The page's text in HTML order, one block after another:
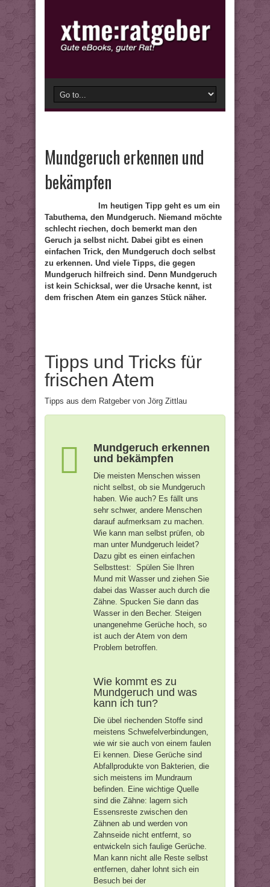
Mundgeruch erkennen und
bekämpfen
Im heutigen Tipp geht es um ein
Tabuthema, den Mundgeruch. Niemand möchte
schlecht riechen, doch bemerkt man den
Geruch ja selbst nicht. Dabei gibt es einen
einfachen Trick, den Mundgeruch doch selbst
zu erkennen. Und viele Tipps, die gegen
Mundgeruch hilfreich sind. Denn Mundgeruch
ist kein Schicksal, wer die Ursache kennt, ist
dem frischen Atem ein ganzes Stück näher.
Tipps und Tricks für
frischen Atem
Tipps aus dem Ratgeber von Jörg Zittlau
Mundgeruch erkennen
und bekämpfen
Die meisten Menschen wissen
nicht selbst, ob sie Mundgeruch
haben. Wie auch? Es fällt uns
sehr schwer, andere Menschen
darauf aufmerksam zu machen.
Wie kann man selbst prüfen, ob
man unter Mundgeruch leidet?
Dazu gibt es einen einfachen
Selbsttest: Spülen Sie Ihren
Mund mit Wasser und ziehen Sie
dabei das Wasser auch durch die
Zähne. Spucken Sie dann das
Wasser in den Becher. Steigen
unangenehme Gerüche hoch, so
ist auch der Atem von dem
Problem betroffen.
Wie kommt es zu
Mundgeruch und was
kann ich tun?
Die übel riechenden Stoffe sind
meistens Schwefelverbindungen,
wie wir sie auch von einem faulen
Ei kennen. Diese Gerüche sind
Abfallprodukte von Bakterien, die
sich meistens im Mundraum
befinden. Eine wichtige Quelle
sind die Zähne: lagern sich
Essensreste zwischen den
Zähnen ab und werden von
Zahnseide nicht entfernt, so
entwickeln sich faulige Gerüche.
Man kann nicht alle Reste selbst
entfernen, daher lohnt sich ein
Besuch bei der